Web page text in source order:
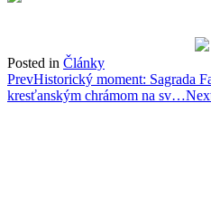
Posted in Články
Post
navigation
PrevHistorický moment: Sagrada
kresťanským chrámom na sv…